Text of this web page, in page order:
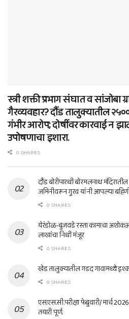
स्त्री शक्ती प्रभाग संघात व सांजोबा
गैरव्यवहार? दौंड तालुक्यातील
गंभीर आरोप; दोषींवर कारवाई न
उपोषणाचा इशारा.
0 SHARES
दौंड बोरीपारधी बोरमलनाथ
जमिनीवरून गुरव यांनी आपल्या
0 SHARES
येरंडोळ-बुजवडे रस्ता कामाचा
लाखांचा निधी मंजूर
0 SHARES
खेड तालुक्यातील गडद गावामध्ये
0 SHARES
एस.एस.सी.परीक्षा फेब्रुवारी/ मार्च
तयारी पूर्ण.